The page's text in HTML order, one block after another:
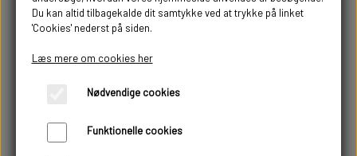
Du kan altid tilbagekalde dit samtykke ved at trykke på linket
'Cookies' nederst på siden.
Læs mere om cookies her
Nødvendige cookies
Funktionelle cookies